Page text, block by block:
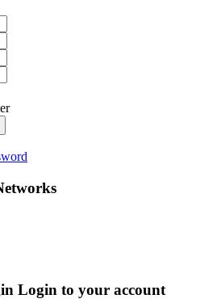
Login to your account